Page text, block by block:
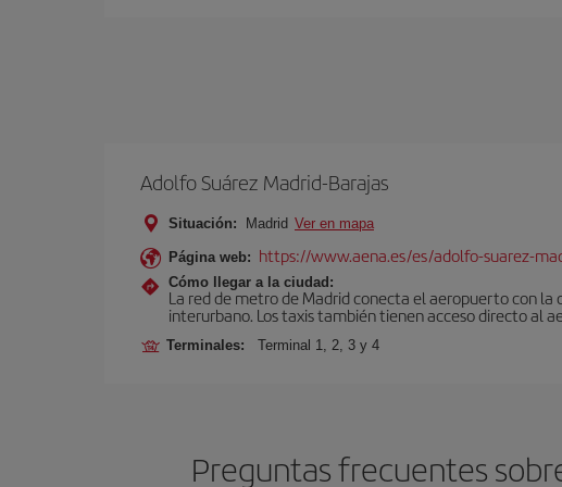
Adolfo Suárez Madrid-Barajas
Situación: Madrid Ver en mapa
Página web: https://www.aena.es/es/adolfo-suarez-
Cómo llegar a la ciudad:
La red de metro de Madrid conecta el aeropuerto con la
interurbano. Los taxis también tienen acceso directo al
Terminales: Terminal 1, 2, 3 y 4
Preguntas frecuentes